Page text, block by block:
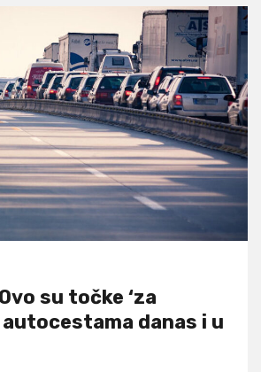
su točke ‘za
autocestama danas i u